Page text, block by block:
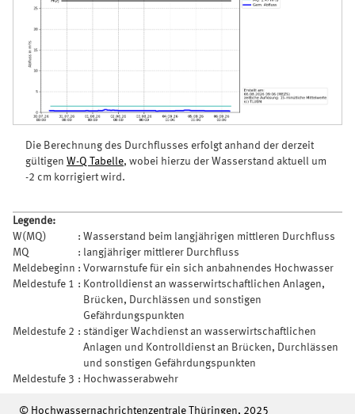
Die Berechnung des Durchflusses erfolgt anhand der derzeit
gültigen W-Q Tabelle, wobei hierzu der Wasserstand aktuell um
-2 cm korrigiert wird.
Legende:
W(MQ)
: Wasserstand beim langjährigen mittleren Durchfluss
MQ
: langjähriger mittlerer Durchfluss
Meldebeginn : Vorwarnstufe für ein sich anbahnendes Hochwasser
Meldestufe 1 : Kontrolldienst an wasserwirtschaftlichen Anlagen,
Brücken, Durchlässen und sonstigen
Gefährdungspunkten
Meldestufe 2 : ständiger Wachdienst an wasserwirtschaftlichen
Anlagen und Kontrolldienst an Brücken, Durchlässen
und sonstigen Gefährdungspunkten
Meldestufe 3 : Hochwasserabwehr
© Hochwassernachrichtenzentrale Thüringen, 2025